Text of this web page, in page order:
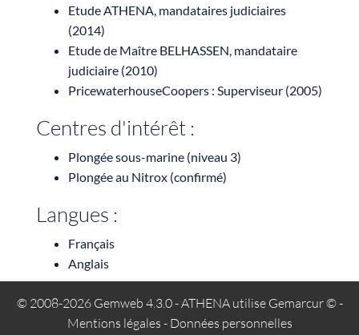
Etude ATHENA, mandataires judiciaires
(2014)
Etude de Maître BELHASSEN, mandataire
judiciaire (2010)
PricewaterhouseCoopers : Superviseur (2005)
Centres d'intérêt :
Plongée sous-marine (niveau 3)
Plongée au Nitrox (confirmé)
Langues :
Français
Anglais
© 2008-2026 Gemweb 4.3.0- ATHENA utilise Gemarcur ©-
Mentions légales - Données personnelles